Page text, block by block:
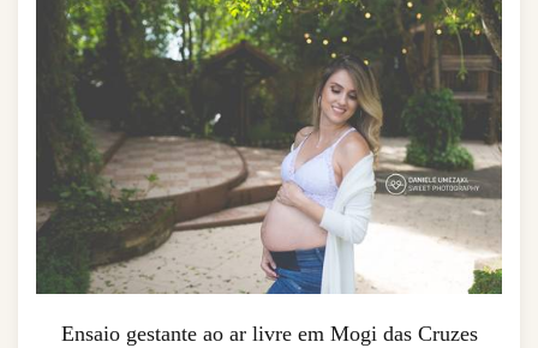
Ensaio gestante ao ar livre em Mogi das Cruzes